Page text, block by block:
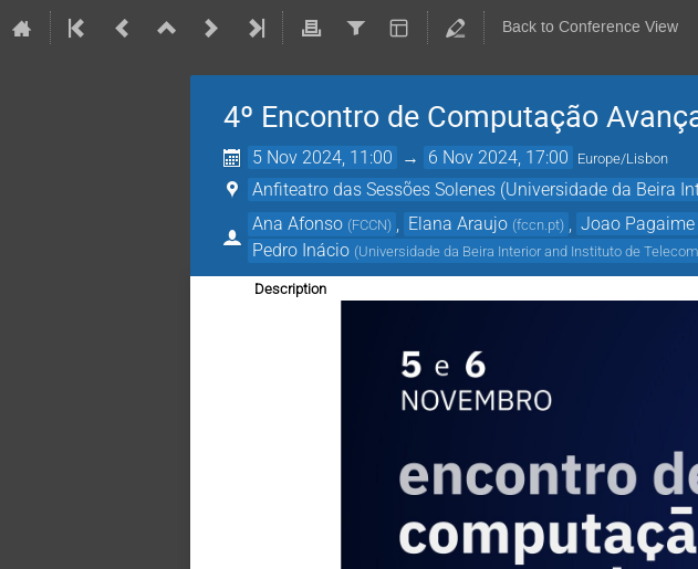
Back to Conference View
4º Encontro de Computação
5 Nov 2024, 11:00 → 6 Nov 2024, 17:00 Europe/Lisbon
Anfiteatro das Sessões Solenes (Universidade da Beira
Ana Afonso (FCCN) Elana Araujo (fccn.pt) Joao Pagaime
Pedro Inácio (Universidade da Beira Interior and Instituto de
Description